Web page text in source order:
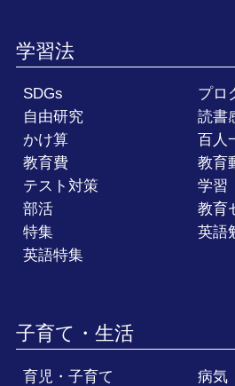
学習法
SDGs
プロ
自由研究
読書
かけ算
百人
教育費
教育
テスト対策
学習
部活
教育
特集
英語
英語特集
子育て・生活
育児・子育て
病気